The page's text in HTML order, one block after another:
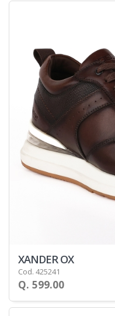
XANDER OX
Cod. 425241
Q. 599.00